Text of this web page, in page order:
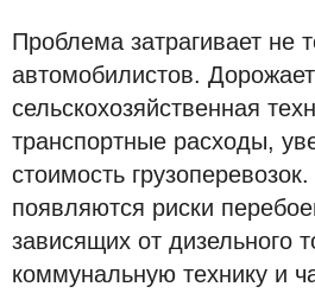
Проблема затрагивает не
автомобилистов. Дорожает
сельскохозяйственная
транспортные расходы,
стоимость
появляются риски
зависящих от дизельного
коммунальную технику и